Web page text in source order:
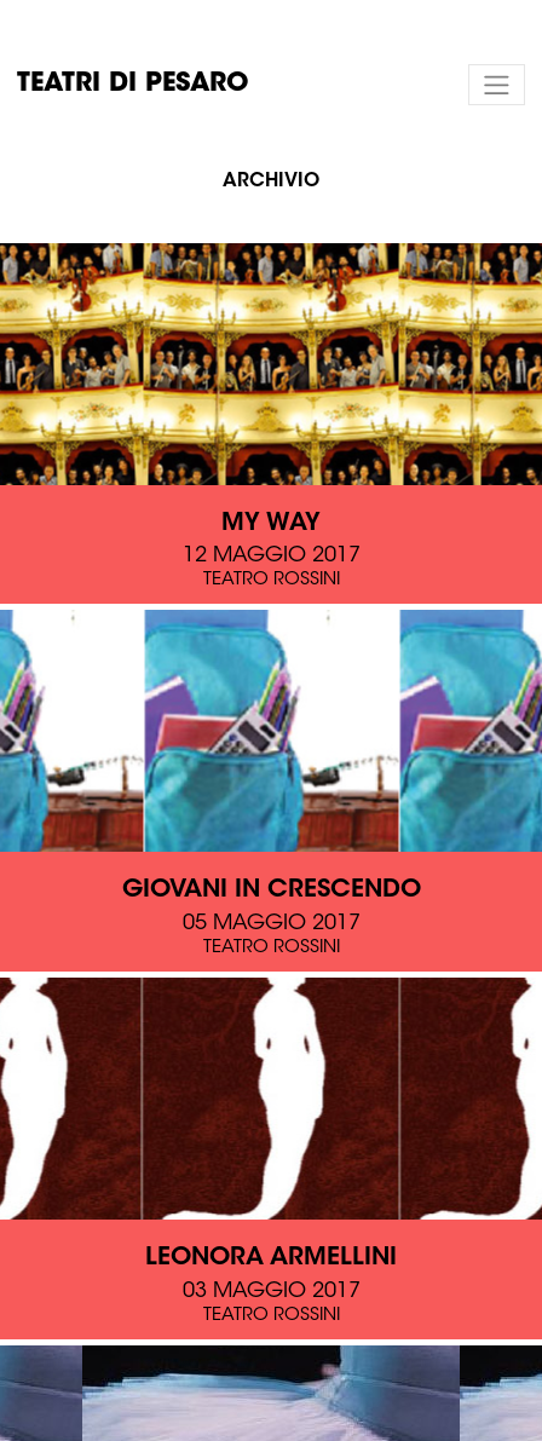
TEATRI DI PESARO
ARCHIVIO
MY WAY
12 MAGGIO 2017
TEATRO ROSSINI
GIOVANI IN CRESCENDO
05 MAGGIO 2017
TEATRO ROSSINI
LEONORA ARMELLINI
03 MAGGIO 2017
TEATRO ROSSINI